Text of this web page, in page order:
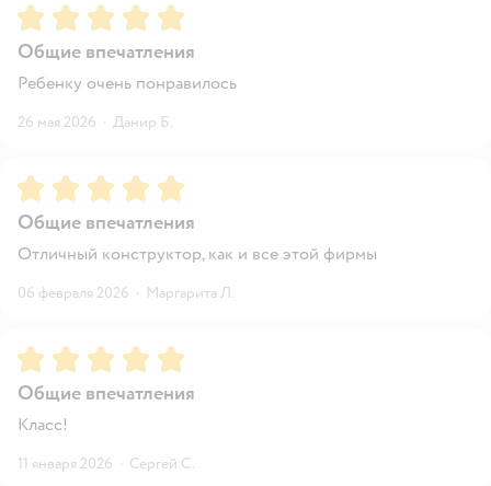
Рейтинг:5
Общие впечатления
Ребенку очень понравилось
26 мая 2026 · Данир Б.
Рейтинг:5
Общие впечатления
Отличный конструктор, как и все этой фирмы
06 февраля 2026 · Маргарита Л.
Рейтинг:5
Общие впечатления
Класс!
11 января 2026 · Сергей С.